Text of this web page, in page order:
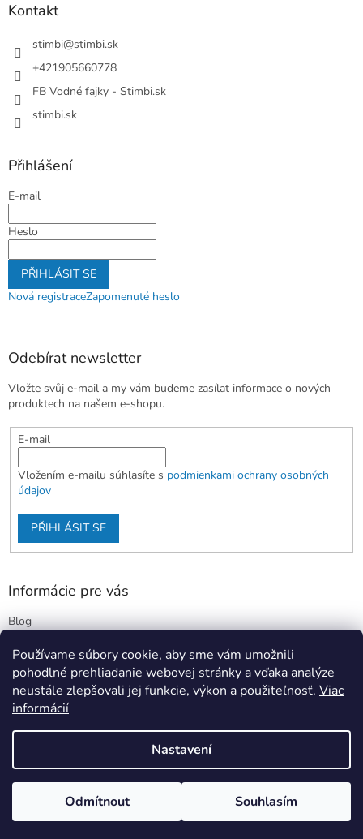
Používame súbory cookie, aby sme vám umožnili
pohodlné prehliadanie webovej stránky a vďaka analýze
neustále zlepšovali jej funkcie, výkon a použiteľnosť. Viac
informácií
Nastavení
Odmítnout Souhlasím
Kontakt
stimbi@stimbi.sk
+421905660778
FB Vodné fajky - Stimbi.sk
stimbi.sk
Přihlášení
E-mail
Heslo
PŘIHLÁSIT SE
Nová registraceZapomenuté heslo
Odebírat newsletter
Vložte svůj e-mail a my vám budeme zasílat informace o nových
produktech na našem e-shopu.
E-mail
Vložením e-mailu súhlasíte s podmienkami ochrany osobných
údajov
PŘIHLÁSIT SE
Informácie pre vás
Blog
Obchodné podmienky
Podmienky ochrany osobných údajov
Vytvořil Shoptet
Copyright 2026 . Všechna práva vyhrazena.